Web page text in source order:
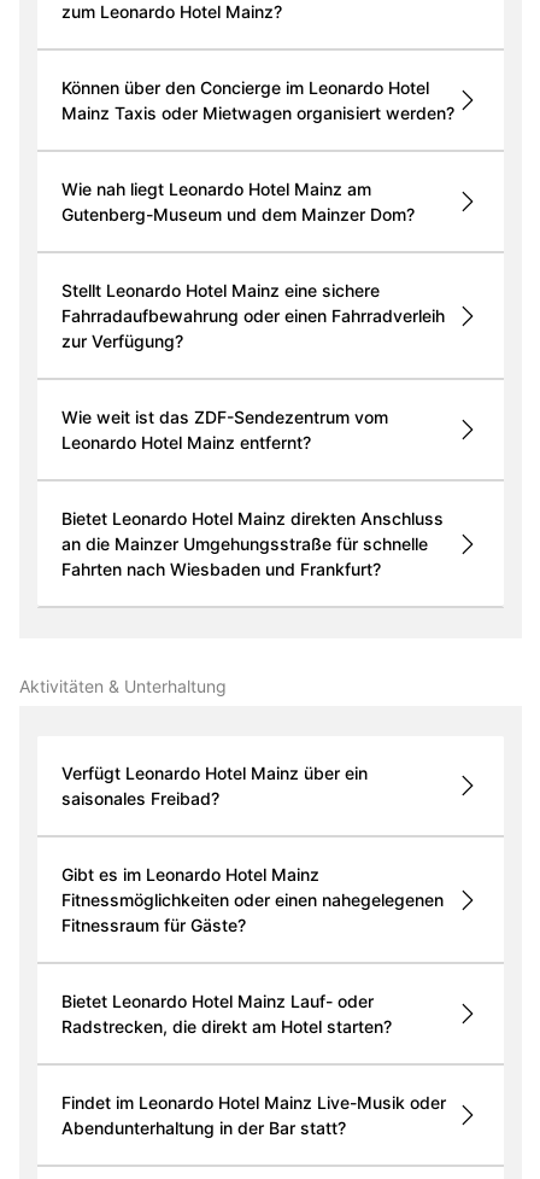
zum Leonardo Hotel Mainz?
Können über den Concierge im Leonardo Hotel
Mainz Taxis oder Mietwagen organisiert werden?
Wie nah liegt Leonardo Hotel Mainz am
Gutenberg-Museum und dem Mainzer Dom?
Stellt Leonardo Hotel Mainz eine sichere
Fahrradaufbewahrung oder einen Fahrradverleih
zur Verfügung?
Wie weit ist das ZDF-Sendezentrum vom
Leonardo Hotel Mainz entfernt?
Bietet Leonardo Hotel Mainz direkten Anschluss
an die Mainzer Umgehungsstraße für schnelle
Fahrten nach Wiesbaden und Frankfurt?
Aktivitäten & Unterhaltung
Verfügt Leonardo Hotel Mainz über ein
saisonales Freibad?
Gibt es im Leonardo Hotel Mainz
Fitnessmöglichkeiten oder einen nahegelegenen
Fitnessraum für Gäste?
Bietet Leonardo Hotel Mainz Lauf- oder
Radstrecken, die direkt am Hotel starten?
Findet im Leonardo Hotel Mainz Live-Musik oder
Abendunterhaltung in der Bar statt?